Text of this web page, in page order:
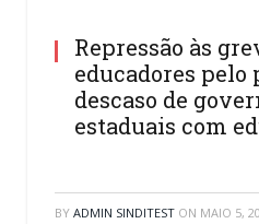
Repressão às
educadores pelo
descaso de
estaduais com
BY ADMIN SINDITEST ON MAIO 5,